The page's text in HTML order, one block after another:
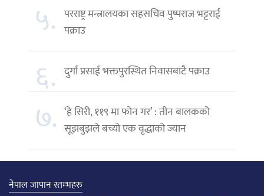
५. परराष्ट्र मन्त्रालयका सहसचिव पुष्पराज भट्टराई
पक्राउ
६. दुर्गा प्रसाईं भक्तपुरस्थित निवासबाटै पक्राउ
७. ‘हे सिरी, ११९ मा फोन गर’ : तीन बालकको
सूझबुझले बच्यो एक वृद्धाको ज्यान
नेपाल जापान स्तम्भहरु